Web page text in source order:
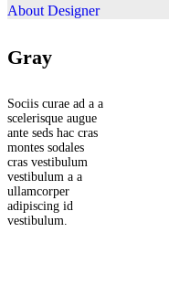
About Designer
Gray
Sociis curae ad a a
scelerisque augue
ante seds hac cras
montes sodales
cras vestibulum
vestibulum a a
ullamcorper
adipiscing id
vestibulum.